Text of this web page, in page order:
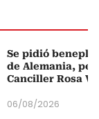
Se pidió
de Alemania,
Canciller Rosa
06/08/2026